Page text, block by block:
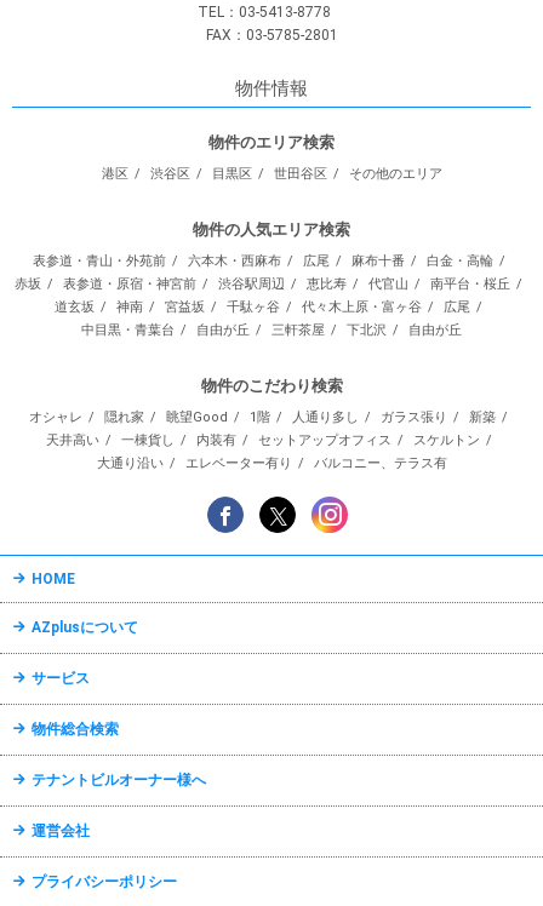
TEL：03-5413-8778
FAX：03-5785-2801
物件情報
物件のエリア検索
港区 渋谷区 目黒区 世田谷区 その他のエリア
物件の人気エリア検索
表参道・青山・外苑前 六本木・西麻布 広尾 麻布十番
白金・高輪
赤坂
表参道・原宿・神宮前 渋谷駅周辺 恵比寿 代官山
南平台・桜丘
道玄坂
神南 宮益坂 千駄ヶ谷 代々木上原・富ヶ谷
広尾
中目黒・青葉台
自由が丘 三軒茶屋 下北沢 自由が丘
物件のこだわり検索
オシャレ 隠れ家 眺望Good 1階 人通り多し ガラス張り
新築
天井高い
一棟貨し 内装有 セットアップオフィス
スケルトン
大通り沿い
エレベーター有り バルコニー、テラス有
HOME
AZplusについて
サービス
物件総合検索
テナントビルオーナー様へ
運営会社
プライバシーポリシー